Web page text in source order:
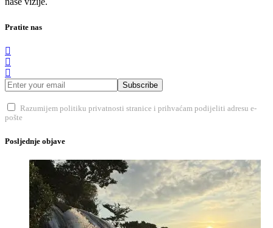
Pratite nas
Subscribe
Razumijem politiku privatnosti stranice i prihvaćam podijeliti adresu e-
pošte
Posljednje objave